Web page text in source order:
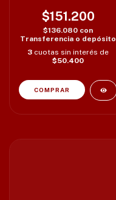
$151.200
$136.080 con
Transferencia o depósito
3 cuotas sin interés de
$50.400